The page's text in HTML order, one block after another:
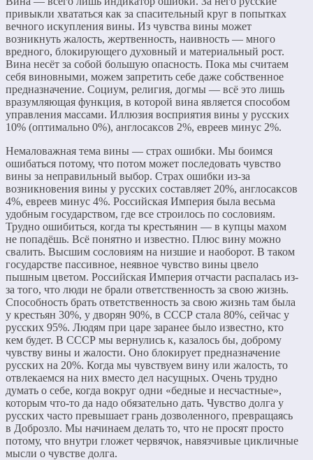
привыкли хвататься как за спасительный круг в попытках
вечного искупления вины. Из чувства вины может
возникнуть жалость, жертвенность, наивность — много
вредного, блокирующего духовный и материальный рост.
Вина несёт за собой большую опасность. Пока мы считаем
себя виновными, можем запретить себе даже собственное
предназначение. Социум, религия, догмы — всё это лишь
вразумляющая функция, в которой вина является способом
управления массами. Иллюзия восприятия вины у русских
10% (оптимально 0%), англосаксов 2%, евреев минус 2%.
Немаловажная тема вины — страх ошибки. Мы боимся
ошибаться потому, что потом может последовать чувство
вины за неправильный выбор. Страх ошибки из-за
возникновения вины у русских составляет 20%, англосаксов
4%, евреев минус 4%. Российская Империя была весьма
удобным государством, где все строилось по сословиям.
Трудно ошибиться, когда ты крестьянин — в купцы махом
не попадёшь. Всё понятно и известно. Плюс вину можно
свалить. Высшим сословиям на низшие и наоборот. В таком
государстве пассивное, неявное чувство вины цвело
пышным цветом. Российская Империя отчасти распалась из-
за того, что люди не брали ответственность за свою жизнь.
Способность брать ответственность за свою жизнь там была
у крестьян 30%, у дворян 90%, в СССР стала 80%, сейчас у
русских 95%. Людям при царе заранее было известно, кто
кем будет. В СССР мы вернулись к, казалось бы, доброму
чувству вины и жалости. Оно блокирует предназначение
русских на 20%. Когда мы чувствуем вину или жалость, то
отвлекаемся на них вместо дел насущных. Очень трудно
думать о себе, когда вокруг одни «бедные и несчастные»,
которым что-то да надо обязательно дать. Чувство долга у
русских часто превышает грань дозволенного, превращаясь
в Доброзло. Мы начинаем делать то, что не просят просто
потому, что внутри гложет червячок, навязчивые цикличные
мысли о чувстве долга.